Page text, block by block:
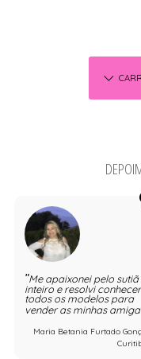
Me apaixonei pelo
inteiro e resolvi conhecer
todos os modelos para
vender as minhas
Maria Betania Furtado